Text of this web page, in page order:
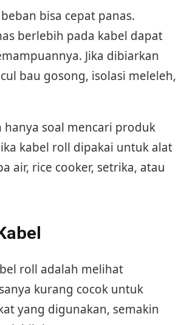
bisa cepat panas.
berlebih pada kabel dapat
Jika dibiarkan
bau gosong, isolasi meleleh,
soal mencari produk
kabel roll dipakai untuk alat
air, rice cooker, setrika, atau
roll adalah melihat
kurang cocok untuk
yang digunakan, semakin